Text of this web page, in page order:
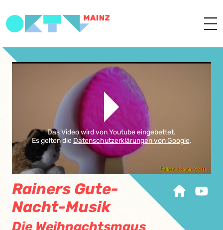
Das Video wird von Youtube eingebettet.
Es gelten die Datenschutzerklärungen von Google.
Rainers Gute-
Nacht-Musik
Die Weihnachtsmaus